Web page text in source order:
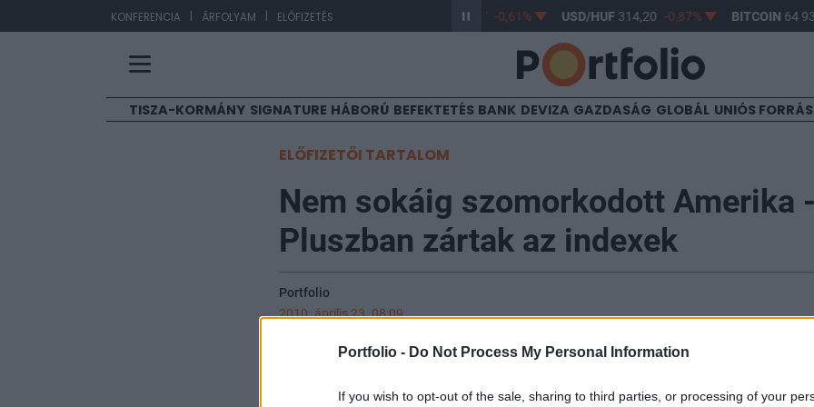
Portfolio - Do Not Process My Personal Information
If you wish to opt-out of the sale, sharing to third parties, or processing of your
KONFERENCIA | ÁRFOLYAM | ELŐFIZETÉS 363,17 -0,61% USD/HUF 314,20 -0,87% BITCOIN64
TISZA-KORMÁNY SIGNATURE HÁBORÚ BEFEKTETÉS BANK DEVIZA GAZDASÁG GLOBÁL UNIÓS
ELŐFIZETŐI TARTALOM
Nem sokáig szomorkodott Amerika -
Pluszban zártak az indexek
Portfolio
2010. április 23. 08:09
A tegnapi kereskedés csökkenéssel indult a tengerentúlon, a piacok az